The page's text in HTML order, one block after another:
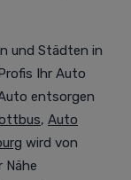
und Städten in
Ihr Auto
entsorgen
, Auto
wird von
Nähe